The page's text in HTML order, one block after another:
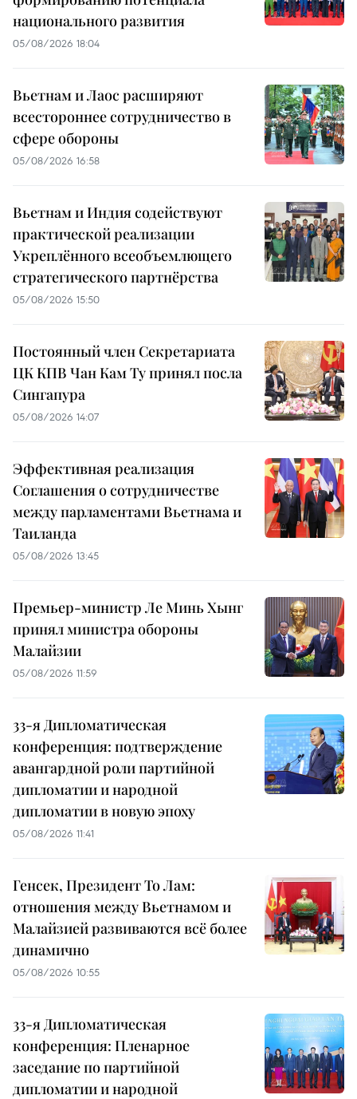
национального развития
05/08/2026 18:04
Вьетнам и Лаос расширяют
всестороннее сотрудничество в
сфере обороны
05/08/2026 16:58
Вьетнам и Индия содействуют
практической реализации
Укреплённого всеобъемлющего
стратегического партнёрства
05/08/2026 15:50
Постоянный член Секретариата
ЦК КПВ Чан Кам Ту принял посла
Сингапура
05/08/2026 14:07
Эффективная реализация
Соглашения о сотрудничестве
между парламентами Вьетнама и
Таиланда
05/08/2026 13:45
Премьер-министр Ле Минь Хынг
принял министра обороны
Малайзии
05/08/2026 11:59
33-я Дипломатическая
конференция: подтверждение
авангардной роли партийной
дипломатии и народной
дипломатии в новую эпоху
05/08/2026 11:41
Генсек, Президент То Лам:
отношения между Вьетнамом и
Малайзией развиваются всё более
динамично
05/08/2026 10:55
33-я Дипломатическая
конференция: Пленарное
заседание по партийной
дипломатии и народной